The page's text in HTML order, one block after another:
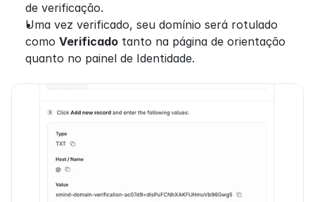
de verificação.
Uma vez verificado, seu domínio será rotulado
como Verificado tanto na página de orientação
quanto no painel de Identidade.